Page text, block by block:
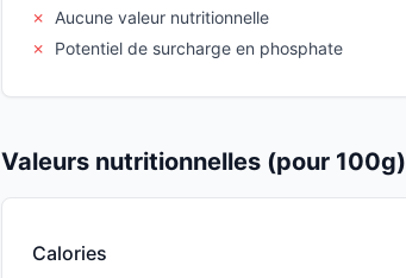
✗
Aucune valeur nutritionnelle
✗
Potentiel de surcharge en phosphate
Valeurs nutritionnelles (pour 100g)
Calories